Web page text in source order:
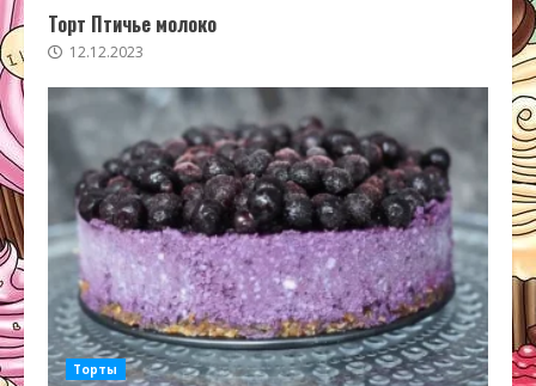
Торт Птичье молоко
12.12.2023
Торты